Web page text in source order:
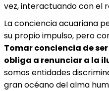
vez, interactuando con el
La conciencia acuariana
su propio impulso, pero
Tomar conciencia de
obliga a renunciar a la
somos entidades
gran océano del alma